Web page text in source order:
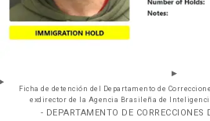
Ficha de detención del Departamento de
exdirector de la Agencia Brasileña de
- DEPARTAMENTO DE CORRECCIONES